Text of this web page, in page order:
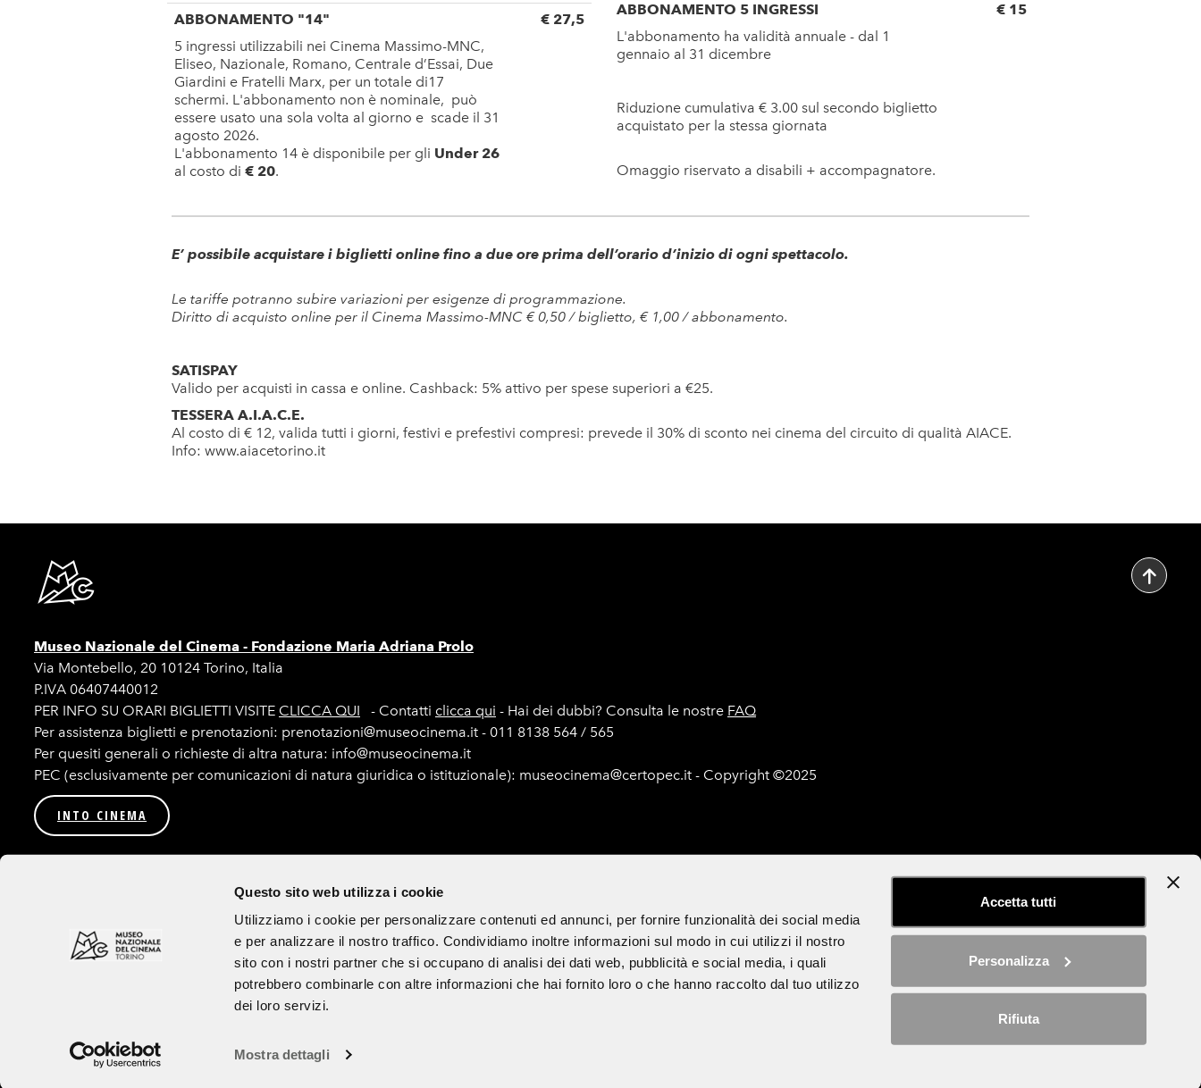
Questo sito web utilizza i cookie
Utilizziamo i cookie per personalizzare contenuti ed annunci, per fornire funzionalità dei social media
e per analizzare il nostro traffico. Condividiamo inoltre informazioni sul modo in cui utilizzi il nostro
sito con i nostri partner che si occupano di analisi dei dati web, pubblicità e social media, i quali
potrebbero combinarle con altre informazioni che hai fornito loro o che hanno raccolto dal tuo utilizzo
dei loro servizi.
Mostra dettagli
Accetta tutti
Personalizza
Rifiuta
ABBONAMENTO "14"
5 ingressi utilizzabili nei Cinema Massimo-MNC,
Eliseo, Nazionale, Romano, Centrale d’Essai, Due
Giardini e Fratelli Marx, per un totale di17
schermi. L'abbonamento non è nominale, può
essere usato una sola volta al giorno e scade il 31
agosto 2026.
L'abbonamento 14 è disponibile per gli Under 26
al costo di € 20.
€ 27,5
ABBONAMENTO 5 INGRESSI
L'abbonamento ha validità annuale - dal 1
gennaio al 31 dicembre
Riduzione cumulativa € 3.00 sul secondo biglietto
acquistato per la stessa giornata
Omaggio riservato a disabili + accompagnatore.
€ 15
E’ possibile acquistare i biglietti online fino a due ore prima dell’orario d’inizio di ogni spettacolo.
Le tariffe potranno subire variazioni per esigenze di programmazione.
Diritto di acquisto online per il Cinema Massimo-MNC € 0,50 / biglietto, € 1,00 / abbonamento.
SATISPAY
Valido per acquisti in cassa e online. Cashback: 5% attivo per spese superiori a €25.
TESSERA A.I.A.C.E.
Al costo di € 12, valida tutti i giorni, festivi e prefestivi compresi: prevede il 30% di sconto nei cinema del circuito di qualità AIACE.
Info: www.aiacetorino.it
Museo Nazionale del Cinema - Fondazione Maria Adriana Prolo
Via Montebello, 20 10124 Torino, Italia
P.IVA 06407440012
PER INFO SU ORARI BIGLIETTI VISITE CLICCA QUI - Contatti clicca qui - Hai dei dubbi? Consulta le nostre FAQ
Per assistenza biglietti e prenotazioni: prenotazioni@museocinema.it - 011 8138 564 / 565
Per quesiti generali o richieste di altra natura: info@museocinema.it
PEC (esclusivamente per comunicazioni di natura giuridica o istituzionale): museocinema@certopec.it - Copyright ©2025
INTO CINEMA
Dichiarazione di accessibilità
Tutte le immagini utilizzate sul sito e sui canali social sono ad uso esclusivo di divulgazione culturale ed è esclusa ogni finalità commerciale.